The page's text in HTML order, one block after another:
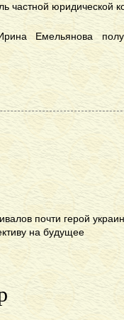
частной юридической
Емельянова
почти герой
на будущее